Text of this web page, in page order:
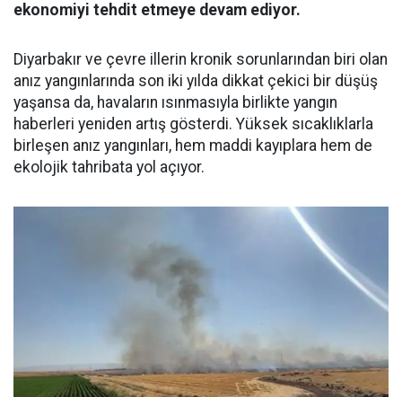
ekonomiyi tehdit etmeye devam ediyor.
Diyarbakır ve çevre illerin kronik sorunlarından biri olan
anız yangınlarında son iki yılda dikkat çekici bir düşüş
yaşansa da, havaların ısınmasıyla birlikte yangın
haberleri yeniden artış gösterdi. Yüksek sıcaklıklarla
birleşen anız yangınları, hem maddi kayıplara hem de
ekolojik tahribata yol açıyor.